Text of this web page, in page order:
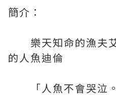
簡介：
樂天知命的漁夫
的人魚迪倫
「人魚不會哭泣。